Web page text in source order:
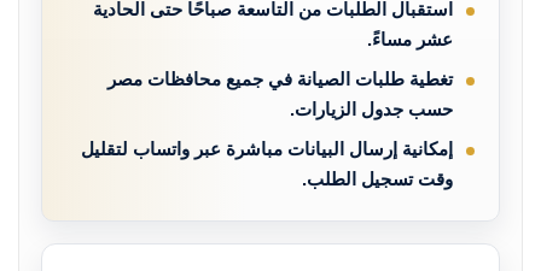
استقبال الطلبات من التاسعة صباحًا حتى الحادية
عشر مساءً.
تغطية طلبات الصيانة في جميع محافظات مصر
حسب جدول الزيارات.
إمكانية إرسال البيانات مباشرة عبر واتساب لتقليل
وقت تسجيل الطلب.